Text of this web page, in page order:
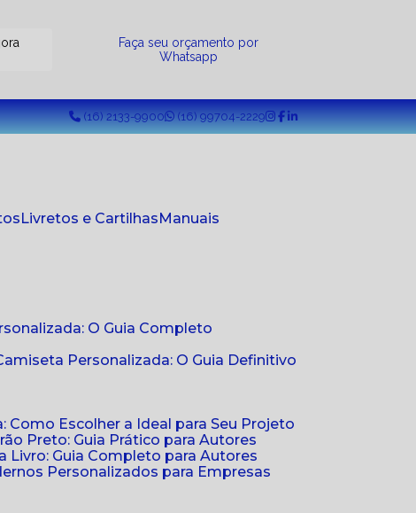
Faça seu orçamento por
Whatsapp
(16) 2133-9900 (16) 99704-2229
Livretos e Cartilhas
Manuais
O Guia Completo
Personalizada: O Guia Definitivo
Como Escolher a Ideal para Seu Projeto
Preto: Guia Prático para Autores
Livro: Guia Completo para Autores
Personalizados para Empresas